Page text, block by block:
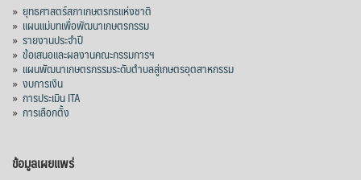
» ยุทธศาสตร์สภาเกษตรกรแห่งชาติ
» แผนแม่บทเพื่อพัฒนาเกษตรกรรม
» รายงานประจำปี
» ข้อเสนอและผลงานคณะกรรมการฯ
» แผนพัฒนาเกษตรกรรมระดับตำบลสู่เกษตรอุตสาหกรรม
» งบการเงิน
» การประเมิน ITA
» การเลือกตั้ง
ข้อมูลเผยแพร่